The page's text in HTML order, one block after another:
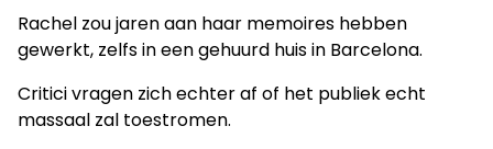
Rachel zou jaren aan haar memoires hebben
gewerkt, zelfs in een gehuurd huis in Barcelona.
Critici vragen zich echter af of het publiek echt
massaal zal toestromen.